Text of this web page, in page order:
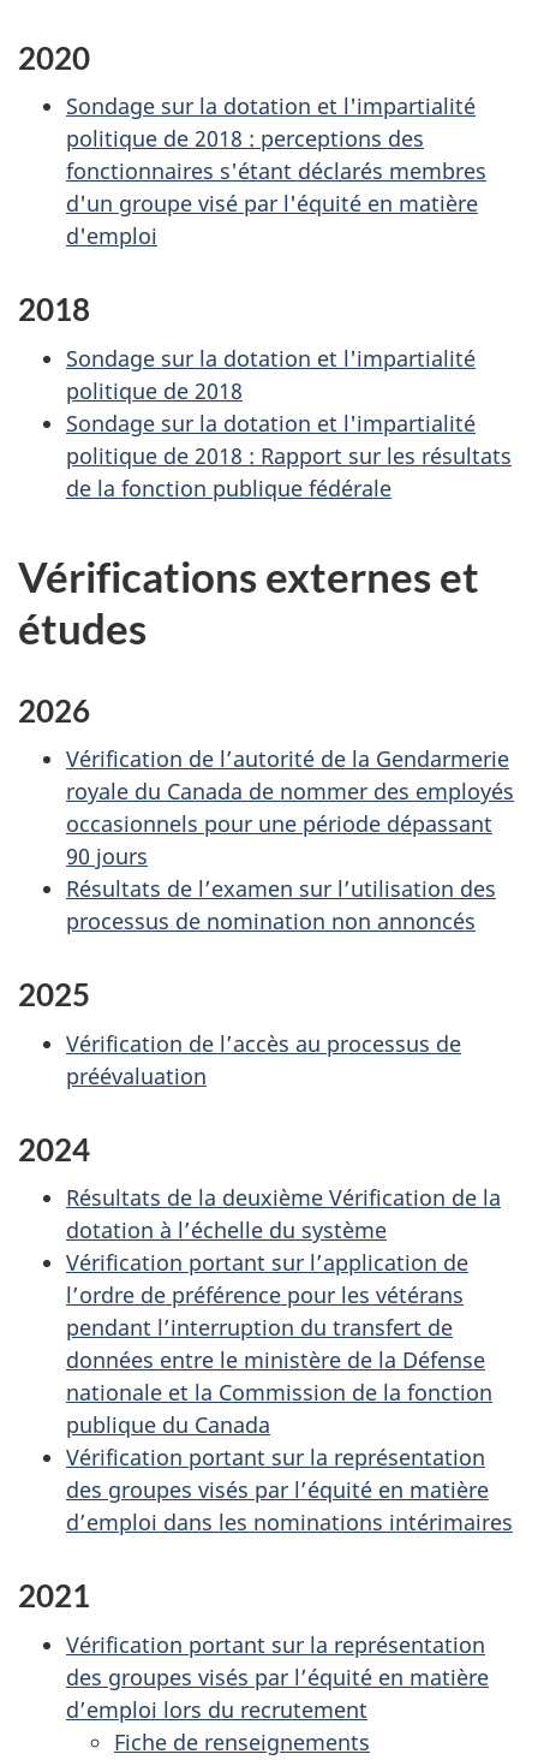
2020
Sondage sur la dotation et l'impartialité
politique de 2018 : perceptions des
fonctionnaires s'étant déclarés membres
d'un groupe visé par l'équité en matière
d'emploi
2018
Sondage sur la dotation et l'impartialité
politique de 2018
Sondage sur la dotation et l'impartialité
politique de 2018 : Rapport sur les résultats
de la fonction publique fédérale
Vérifications externes et
études
2026
Vérification de l’autorité de la Gendarmerie
royale du Canada de nommer des employés
occasionnels pour une période dépassant
90 jours
Résultats de l’examen sur l’utilisation des
processus de nomination non annoncés
2025
Vérification de l’accès au processus de
préévaluation
2024
Résultats de la deuxième Vérification de la
dotation à l’échelle du système
Vérification portant sur l’application de
l’ordre de préférence pour les vétérans
pendant l’interruption du transfert de
données entre le ministère de la Défense
nationale et la Commission de la fonction
publique du Canada
Vérification portant sur la représentation
des groupes visés par l’équité en matière
d’emploi dans les nominations intérimaires
2021
Vérification portant sur la représentation
des groupes visés par l’équité en matière
d’emploi lors du recrutement
Fiche de renseignements